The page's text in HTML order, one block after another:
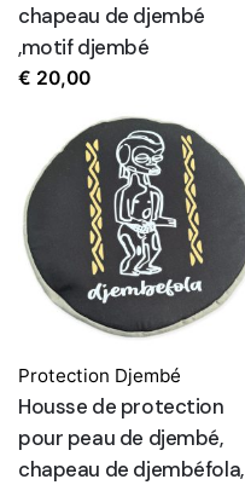
chapeau de djembé
,motif djembé
€ 20,00
Protection Djembé
Housse de protection
pour peau de djembé,
chapeau de djembéfola,